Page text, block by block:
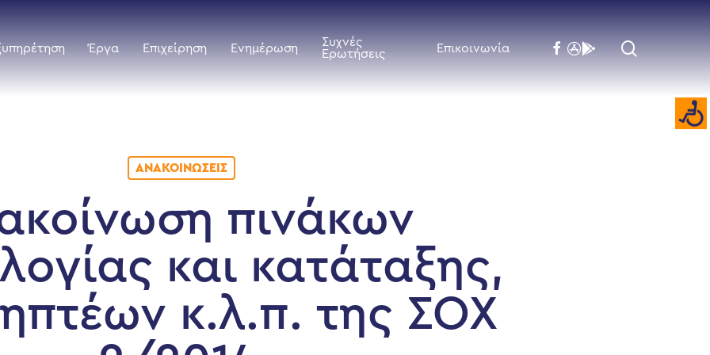
Έργα Επιχείρηση Ενημέρωση
Συχνές
Ερωτήσεις
Επικοινωνία facebook
flickrbehance
ΑΝΑΚΟΙΝΏΣΕΙΣ
πινάκων
και κατάταξης,
κ.λ.π. της ΣΟΧ